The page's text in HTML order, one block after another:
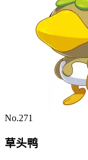
No.271
草头鸭